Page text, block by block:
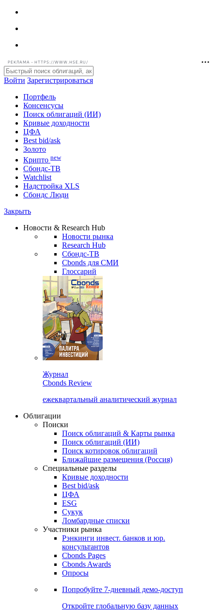
РЕКЛАМА • HTTPS://WWW.HSE.RU/
Войти Зарегистрироваться
Портфель
Консенсусы
Поиск облигаций (ИИ)
Кривые доходности
ЦФА
Best bid/ask
Золото
Крипто new
Watchlist
Сбондс Люди
Новости & Research Hub
Новости рынка
Research Hub
Сбондс-ТВ
Cbonds для СМИ
Глоссарий
Cbonds Review
ежеквартальный аналитический журнал
Облигации
Поиски
Поиск облигаций & Карты рынка
Поиск облигаций (ИИ)
Поиск котировок облигаций
Ближайшие размещения (Россия)
Специальные разделы
Кривые доходности
Best bid/ask
ЦФА
ESG
Сукук
Ломбардные списки
Участники рынка
Рэнкинги инвест. банков и юр.
Cbonds Pages
Опросы